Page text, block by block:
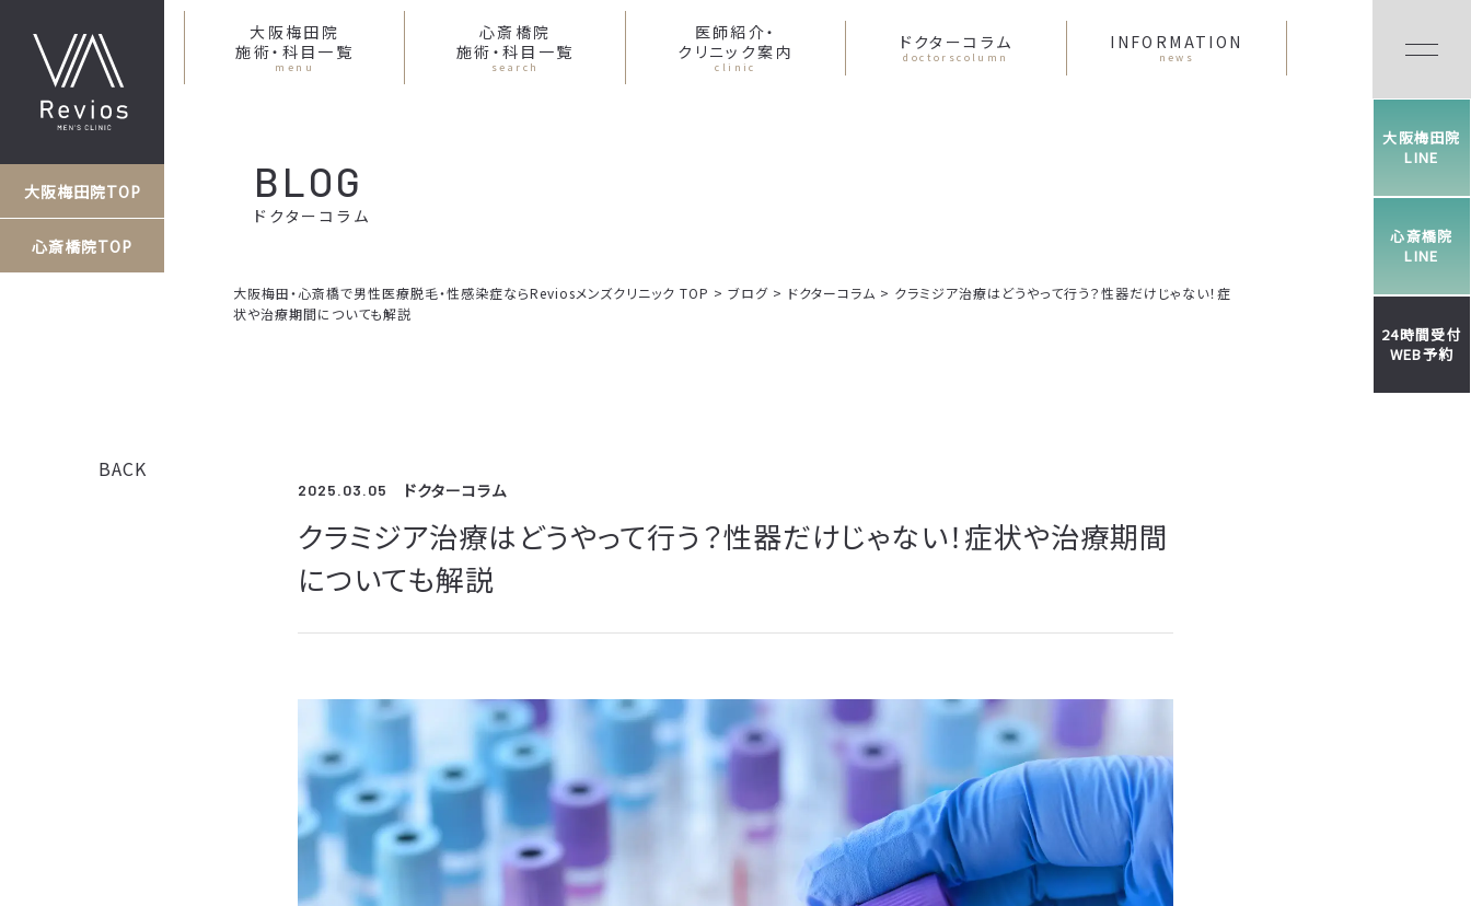
大阪梅田院
施術・科目一覧
menu
心斎橋院
施術・科目一覧
search
医師紹介・
クリニック案内
clinic
ドクターコラム
doctorscolumn
INFORMATION
news
大阪梅田院TOP
心斎橋院TOP
大阪梅田院
LINE
心斎橋院
LINE
24時間受付
WEB予約
BLOG
ドクターコラム
大阪梅田・心斎橋で男性医療脱毛・性感染症ならReviosメンズクリニック TOP > ブログ > ドクターコラム > クラミジア治療はどうやって行う？性器だけじゃない！症
状や治療期間についても解説
BACK
2025.03.05 ドクターコラム
クラミジア治療はどうやって行う？性器だけじゃない！症状や治療期間
についても解説